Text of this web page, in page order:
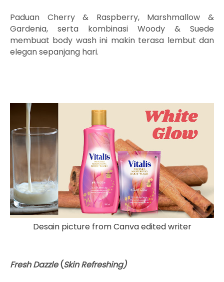
Paduan Cherry & Raspberry, Marshmallow &
Gardenia, serta kombinasi Woody & Suede
membuat body wash ini makin terasa lembut dan
elegan sepanjang hari.
Desain picture from Canva edited writer
Fresh Dazzle(Skin Refreshing)